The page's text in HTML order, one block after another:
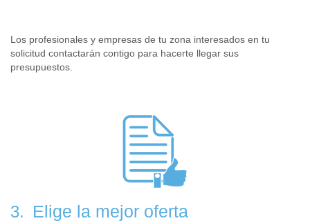
Los profesionales y empresas de tu zona interesados en tu
solicitud contactarán contigo para hacerte llegar sus
presupuestos.
3. Elige la mejor oferta